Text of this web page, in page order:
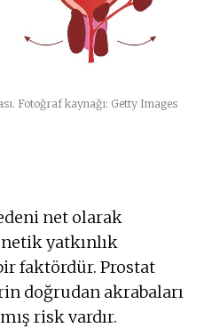
Fotoğraf kaynağı: Getty Images
net olarak
yatkınlık
faktördür. Prostat
doğrudan akrabaları
risk vardır.